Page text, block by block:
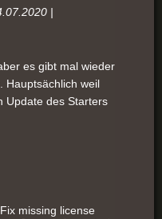
|
es gibt mal wieder
Hauptsächlich weil
Update des Starters
missing license